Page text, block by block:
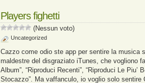
Players fighetti
(Nessun voto)
Uncategorized
Cazzo come odio ste app per sentire la musica
maldestre del disgraziato iTunes, che vogliono
Album”, “Riproduci Recenti”, “Riproduci Le Piu’
Stocazzo”. Ma vaffanculo, io voglio solo